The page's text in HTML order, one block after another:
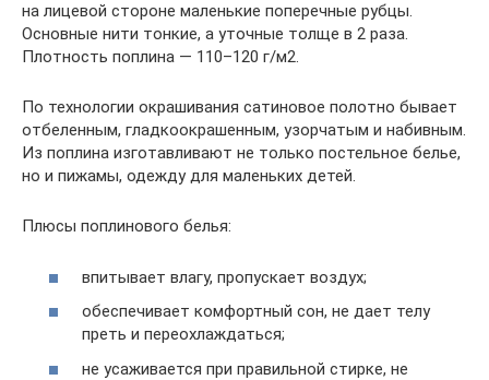
на лицевой стороне маленькие поперечные рубцы.
Основные нити тонкие, а уточные толще в 2 раза.
Плотность поплина — 110–120 г/м2.
По технологии окрашивания сатиновое полотно бывает
отбеленным, гладкоокрашенным, узорчатым и набивным.
Из поплина изготавливают не только постельное белье,
но и пижамы, одежду для маленьких детей.
Плюсы поплинового белья:
впитывает влагу, пропускает воздух;
обеспечивает комфортный сон, не дает телу
преть и переохлаждаться;
не усаживается при правильной стирке, не